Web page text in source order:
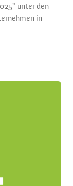
unter den
in